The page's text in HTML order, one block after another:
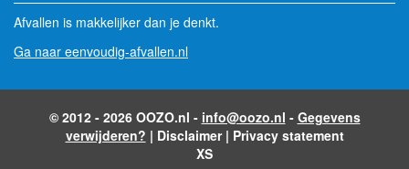
Afvallen is makkelijker dan je denkt.
Ga naar eenvoudig-afvallen.nl
© 2012 - 2026 OOZO.nl - info@oozo.nl - Gegevens
verwijderen? | Disclaimer| Privacy statement
XS